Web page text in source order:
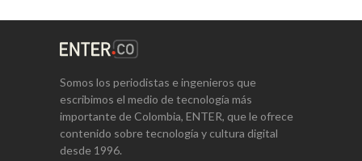
Somos los periodistas e ingenieros que
escribimos el medio de tecnología más
importante de Colombia, ENTER, que le ofrece
contenido sobre tecnología y cultura digital
desde 1996.